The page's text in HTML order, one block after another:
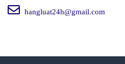
hangluat24h@gmail.com